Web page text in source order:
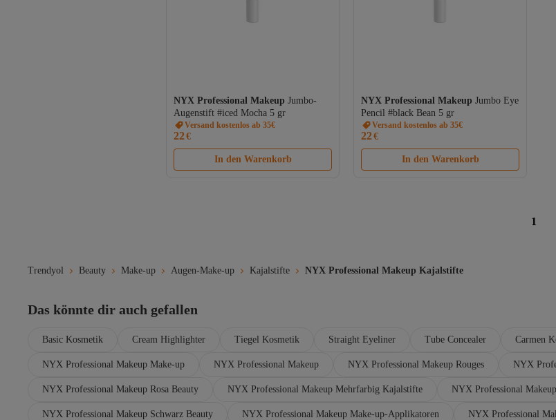
NYX Professional Makeup Jumbo-
Augenstift #iced Mocha 5 gr
Versand kostenlos ab 35€
22€
In den Warenkorb
NYX Professional Makeup Jumbo Eye
Pencil #black Bean 5 gr
Versand kostenlos ab 35€
22€
In den Warenkorb
1
Trendyol Beauty Make-up Augen-Make-up Kajalstifte NYX Professional Makeup Kajalstifte
Das könnte dir auch gefallen
Basic Kosmetik Cream Highlighter Tiegel Kosmetik Straight Eyeliner Tube Concealer Carmen
NYX Professional Makeup Make-up NYX Professional Makeup NYX Professional Makeup Rouges NYX
NYX Professional Makeup Rosa Beauty NYX Professional Makeup Mehrfarbig Kajalstifte NYX Professional
NYX Professional Makeup Schwarz Beauty NYX Professional Makeup Make-up-Applikatoren NYX Professional